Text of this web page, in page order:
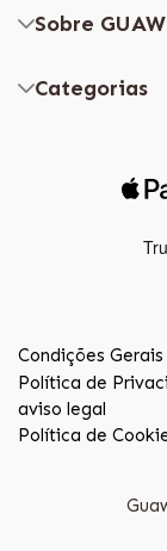
Sobre GUAW
Categorias
Condições Gerais
Política de
aviso legal
Política de